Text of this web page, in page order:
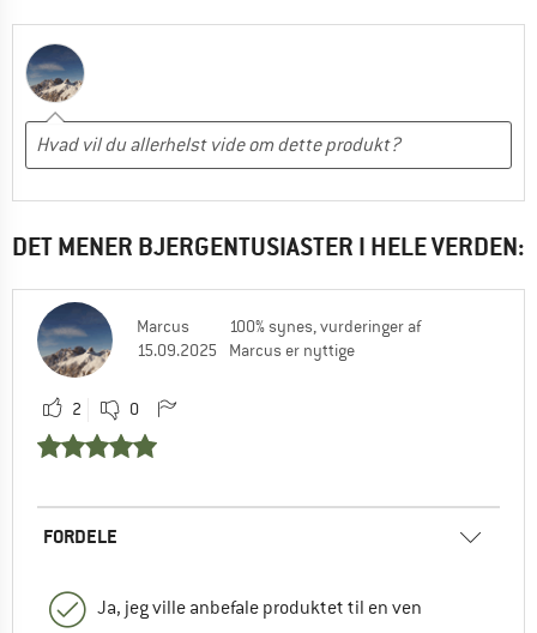
DET MENER BJERGENTUSIASTER I HELE VERDEN:
Marcus
15.09.2025
100% synes, vurderinger af
Marcus er nyttige
2 0
FORDELE
Ja, jeg ville anbefale produktet til en ven